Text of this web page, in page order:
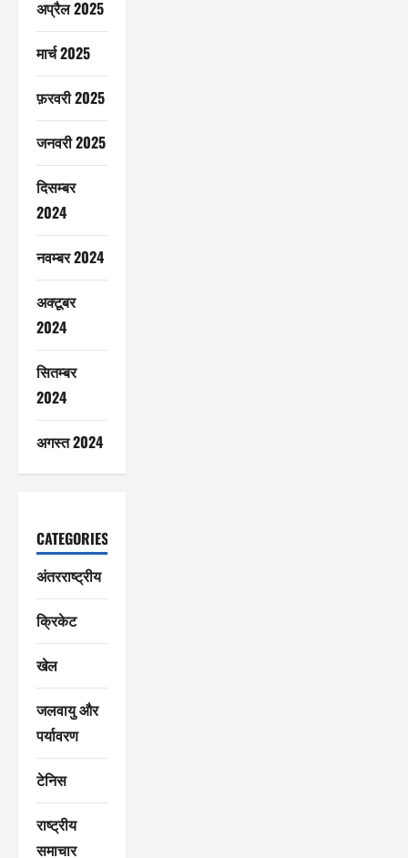
अप्रैल 2025
मार्च 2025
फ़रवरी 2025
जनवरी 2025
दिसम्बर
2024
नवम्बर 2024
अक्टूबर
2024
सितम्बर
2024
अगस्त 2024
CATEGORIES
अंतरराष्ट्रीय
क्रिकेट
खेल
जलवायु और
पर्यावरण
टेनिस
राष्ट्रीय
समाचार